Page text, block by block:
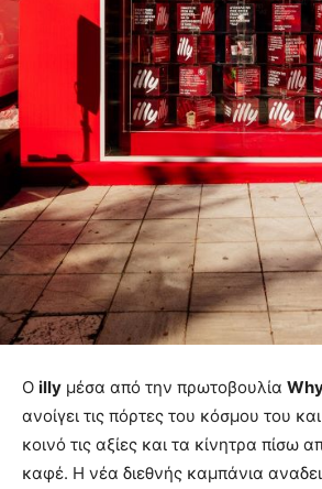
Ο illy μέσα από την πρωτοβουλία
ανοίγει τις πόρτες του κόσμου του
κοινό τις αξίες και τα κίνητρα πίσω
καφέ. Η νέα διεθνής καμπάνια